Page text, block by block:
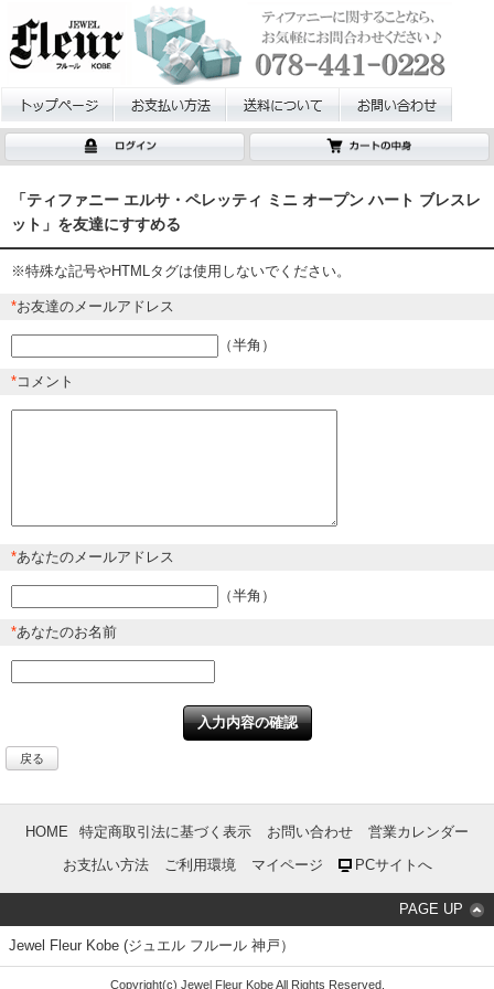
「ティファニー エルサ・ペレッティ ミニ オープン ハート ブレスレ
ット」を友達にすすめる
※特殊な記号やHTMLタグは使用しないでください。
*お友達のメールアドレス
（半角）
*コメント
*あなたのメールアドレス
（半角）
*あなたのお名前
戻る
HOME 特定商取引法に基づく表示 お問い合わせ
営業カレンダー
お支払い方法
ご利用環境 マイページ PCサイトへ
PAGE UP
Jewel Fleur Kobe (ジュエル フルール 神戸）
Copyright(c) Jewel Fleur Kobe All Rights Reserved.